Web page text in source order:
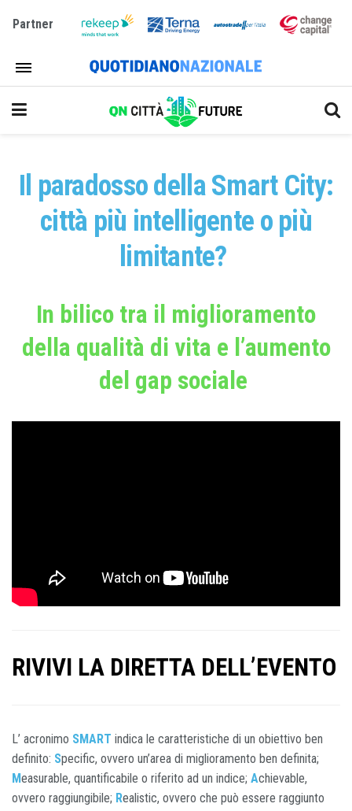
Partner
Il paradosso della Smart City:
città più intelligente o più
limitante?
In bilico tra il miglioramento
della qualità di vita e l’aumento
del gap sociale
RIVIVI LA DIRETTA DELL’EVENTO
L’ acronimo SMART indica le caratteristiche di un obiettivo ben
definito: Specific, ovvero un’area di miglioramento ben definita;
Measurable, quantificabile o riferito ad un indice; Achievable,
ovvero raggiungibile; Realistic, ovvero che può essere raggiunto